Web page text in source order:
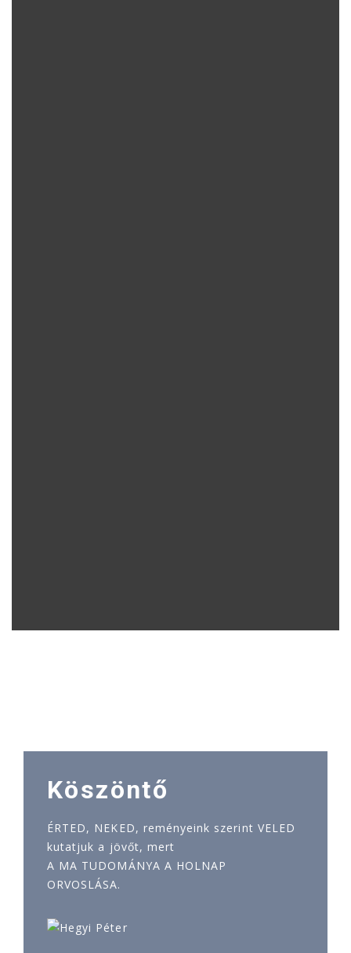
Köszöntő
ÉRTED, NEKED, reményeink szerint VELED
kutatjuk a jövőt, mert
A MA TUDOMÁNYA A HOLNAP
ORVOSLÁSA.